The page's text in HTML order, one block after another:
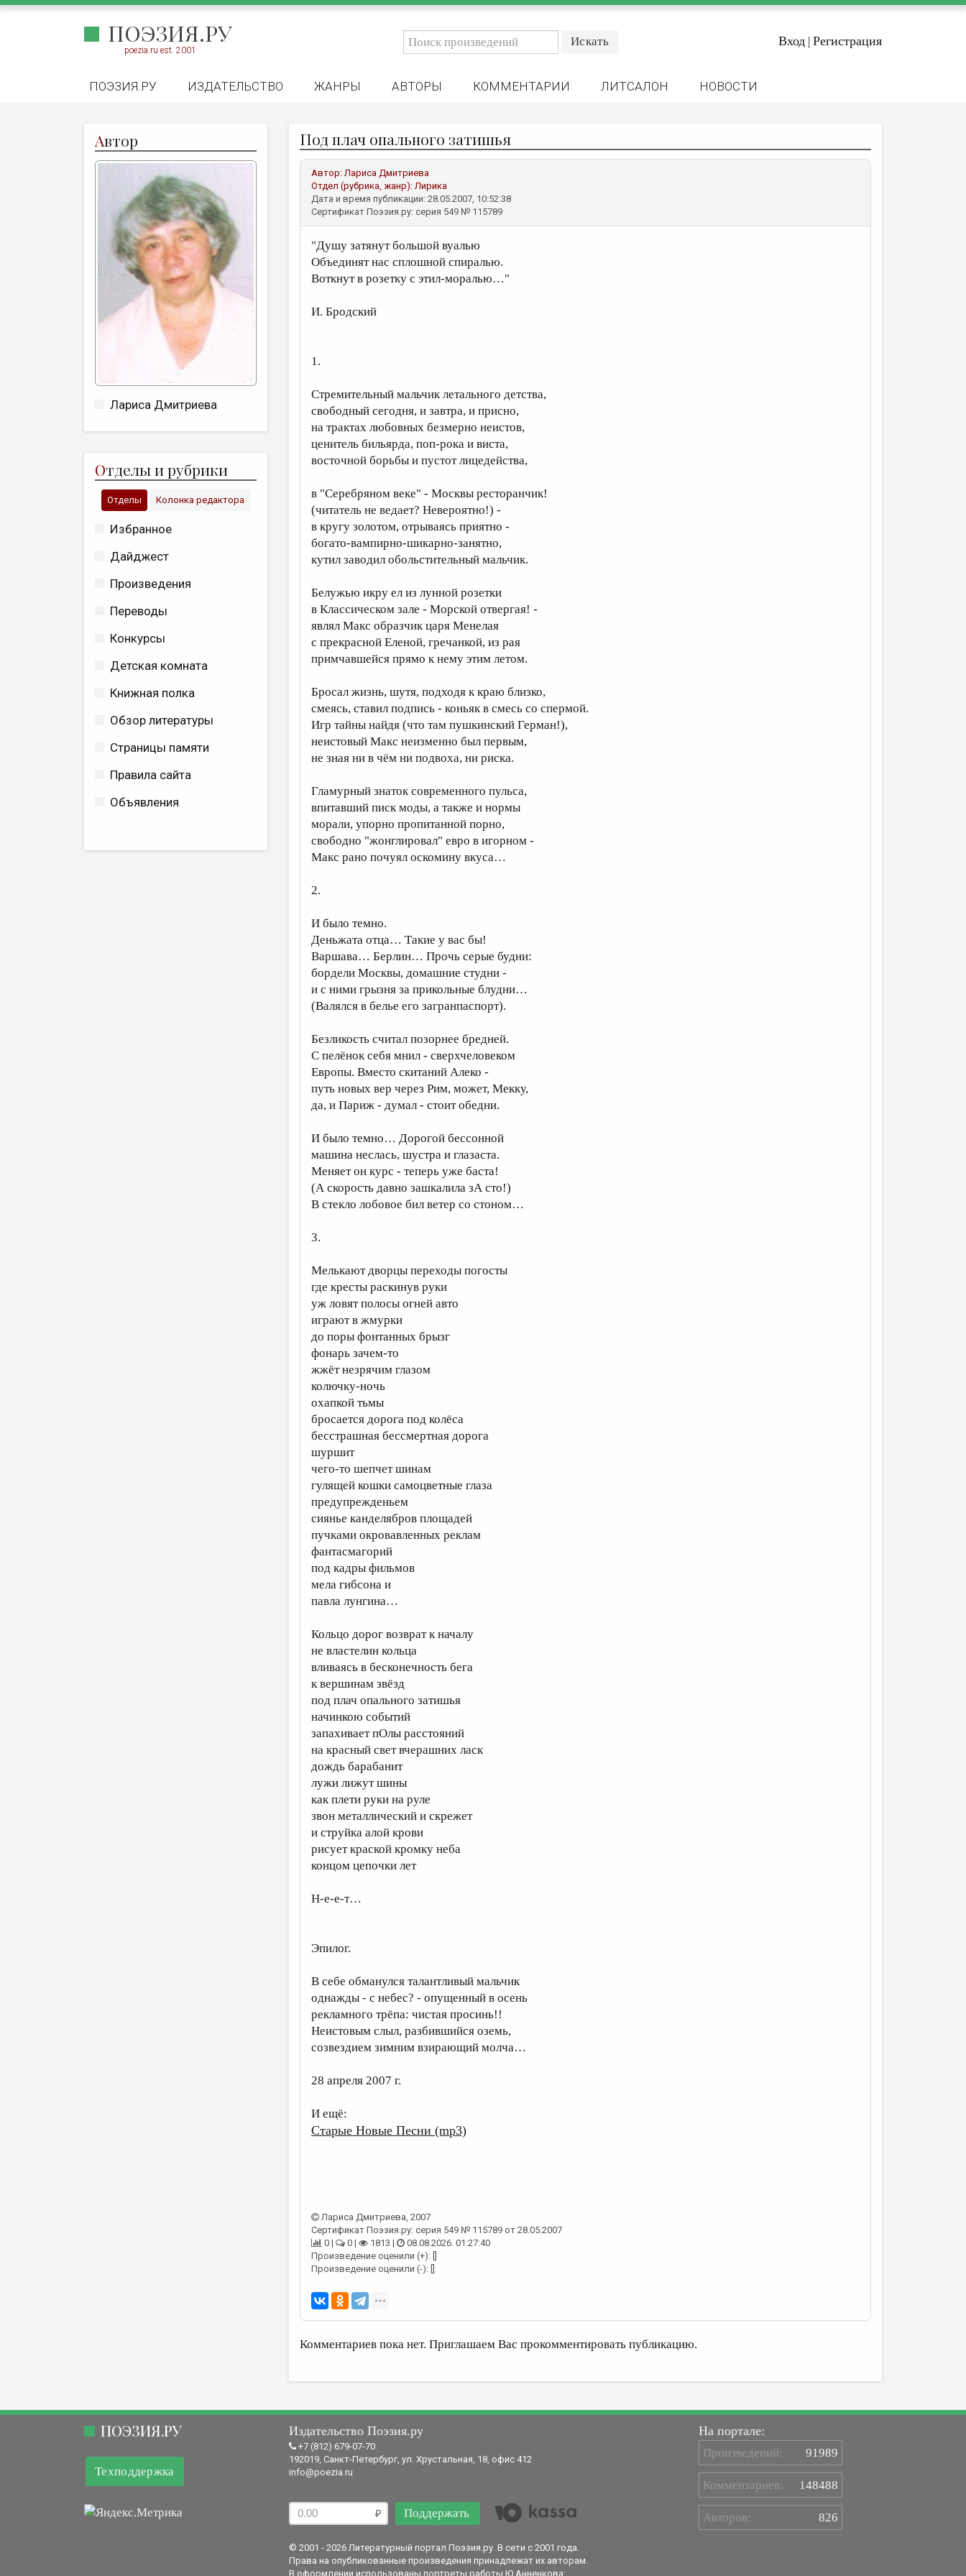
ПОЭЗИЯ.РУ
poezia.ru est. 2001
Вход | Регистрация
ПОЭЗИЯ.РУ ИЗДАТЕЛЬСТВО ЖАНРЫ АВТОРЫ КОММЕНТАРИИ ЛИТСАЛОН НОВОСТИ
Автор
Лариса Дмитриева
Отделы и рубрики
Отделы Колонка редактора
Избранное
Дайджест
Произведения
Переводы
Конкурсы
Детская комната
Книжная полка
Обзор литературы
Страницы памяти
Правила сайта
Объявления
Под плач опального затишья
Автор:Лариса Дмитриева
Отдел (рубрика, жанр):Лирика
Дата и время публикации: 28.05.2007, 10:52:38
Сертификат Поэзия.ру: серия 549 № 115789
"Душу затянут большой вуалью
Объединят нас сплошной спиралью.
Воткнут в розетку с этил-моралью…"
И. Бродский
1.
Стремительный мальчик летального детства,
свободный сегодня, и завтра, и присно,
на трактах любовных безмерно неистов,
ценитель бильярда, поп-рока и виста,
восточной борьбы и пустот лицедейства,
в "Cеребряном веке" - Москвы ресторанчик!
(читатель не ведает? Невероятно!) -
в кругу золотом, отрываясь приятно -
богато-вампирно-шикарно-занятно,
кутил заводил обольстительный мальчик.
Белужью икру ел из лунной розетки
в Классическом зале - Морской отвергая! -
являл Макс образчик царя Менелая
с прекрасной Еленой, гречанкой, из рая
примчавшейся прямо к нему этим летом.
Бросал жизнь, шутя, подходя к краю близко,
смеясь, ставил подпись - коньяк в смесь со спермой.
Игр тайны найдя (что там пушкинский Герман!),
неистовый Макс неизменно был первым,
не зная ни в чём ни подвоха, ни риска.
Гламурный знаток современного пульса,
впитавший писк моды, а также и нормы
морали, упорно пропитанной порно,
свободно "жонглировал" евро в игорном -
Макс рано почуял оскомину вкуса…
2.
И было темно.
Деньжата отца… Такие у вас бы!
Варшава… Берлин… Прочь серые будни:
бордели Москвы, домашние студни -
и с ними грызня за прикольные блудни…
(Валялся в белье его загранпаспорт).
Безликость считал позорнее бредней.
С пелёнок себя мнил - сверхчеловеком
Европы. Вместо скитаний Алеко -
путь новых вер через Рим, может, Мекку,
да, и Париж - думал - стоит обедни.
И было темно… Дорогой бессонной
машина неслась, шустра и глазаста.
Меняет он курс - теперь уже баста!
(А скорость давно зашкалила зА сто!)
В стекло лобовое бил ветер со стоном…
3.
Мелькают дворцы переходы погосты
где кресты раскинув руки
уж ловят полосы огней авто
играют в жмурки
до поры фонтанных брызг
фонарь зачем-то
жжёт незрячим глазом
колючку-ночь
охапкой тьмы
бросается дорога под колёса
бесстрашная бессмертная дорога
шуршит
чего-то шепчет шинам
гулящей кошки самоцветные глаза
предупрежденьем
сиянье канделябров площадей
пучками окровавленных реклам
фантасмагорий
под кадры фильмов
мела гибсона и
павла лунгина…
Кольцо дорог возврат к началу
не властелин кольца
вливаясь в бесконечность бега
к вершинам звёзд
под плач опального затишья
начинкою событий
запахивает пОлы расстояний
на красный свет вчерашних ласк
дождь барабанит
лужи лижут шины
как плети руки на руле
звон металлический и скрежет
и струйка алой крови
рисует краской кромку неба
концом цепочки лет
Н-е-е-т…
Эпилог.
В себе обманулся талантливый мальчик
однажды - с небес? - опущенный в осень
рекламного трёпа: чистая просинь!!
Неистовым слыл, разбившийся оземь,
созвездием зимним взирающий молча…
28 апреля 2007 г.
И ещё:
Старые Новые Песни (mp3)
Лариса Дмитриева, 2007
Сертификат Поэзия.ру: серия 549 № 115789 от 28.05.2007
0 |
0 | 1813 |
08.08.2026. 01:27:40
Произведение оценили (+): []
Произведение оценили (-): []
Комментариев пока нет. Приглашаем Вас прокомментировать публикацию.
ПОЭЗИЯ.РУ
Техподдержка
Издательство Поэзия.ру
+7 (812) 679-07-70
192019, Санкт-Петербург, ул. Хрустальная, 18, офис 412
info@poezia.ru
Поддержать
© 2001 - 2026 Литературный портал Поэзия.ру. В сети с 2001 года.
Права на опубликованные произведения принадлежат их авторам.
В оформлении использованы портреты работы Ю.Анненкова:
На портале:
Произведений: 91989
Комментариев: 148488
Авторов: 826